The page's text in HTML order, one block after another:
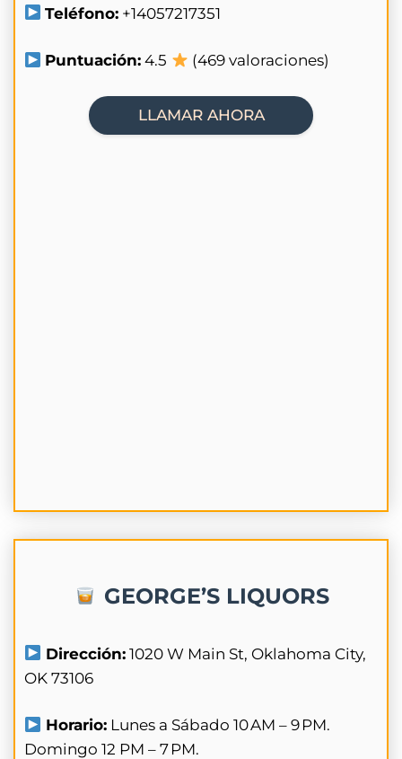
Teléfono: +14057217351
Puntuación: 4.5 (469 valoraciones)
LLAMAR AHORA
GEORGE’S LIQUORS
Dirección: 1020 W Main St, Oklahoma City,
OK 73106
Horario: Lunes a Sábado 10 AM – 9 PM.
Domingo 12 PM – 7 PM.